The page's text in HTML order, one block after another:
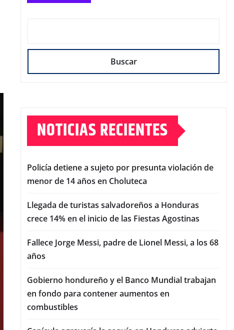
Buscar
NOTICIAS RECIENTES
Policía detiene a sujeto por presunta violación de
menor de 14 años en Choluteca
Llegada de turistas salvadoreños a Honduras
crece 14% en el inicio de las Fiestas Agostinas
Fallece Jorge Messi, padre de Lionel Messi, a los 68
años
Gobierno hondureño y el Banco Mundial trabajan
en fondo para contener aumentos en
combustibles